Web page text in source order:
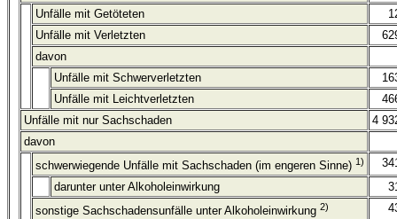
Unfälle mit Getöteten
Unfälle mit Verletzten
davon
Unfälle mit Schwerverletzten
Unfälle mit Leichtverletzten
Unfälle mit nur Sachschaden
4
davon
schwerwiegende Unfälle mit Sachschaden (im engeren Sinne) 1)
darunter unter Alkoholeinwirkung
sonstige Sachschadensunfälle unter Alkoholeinwirkung 2)